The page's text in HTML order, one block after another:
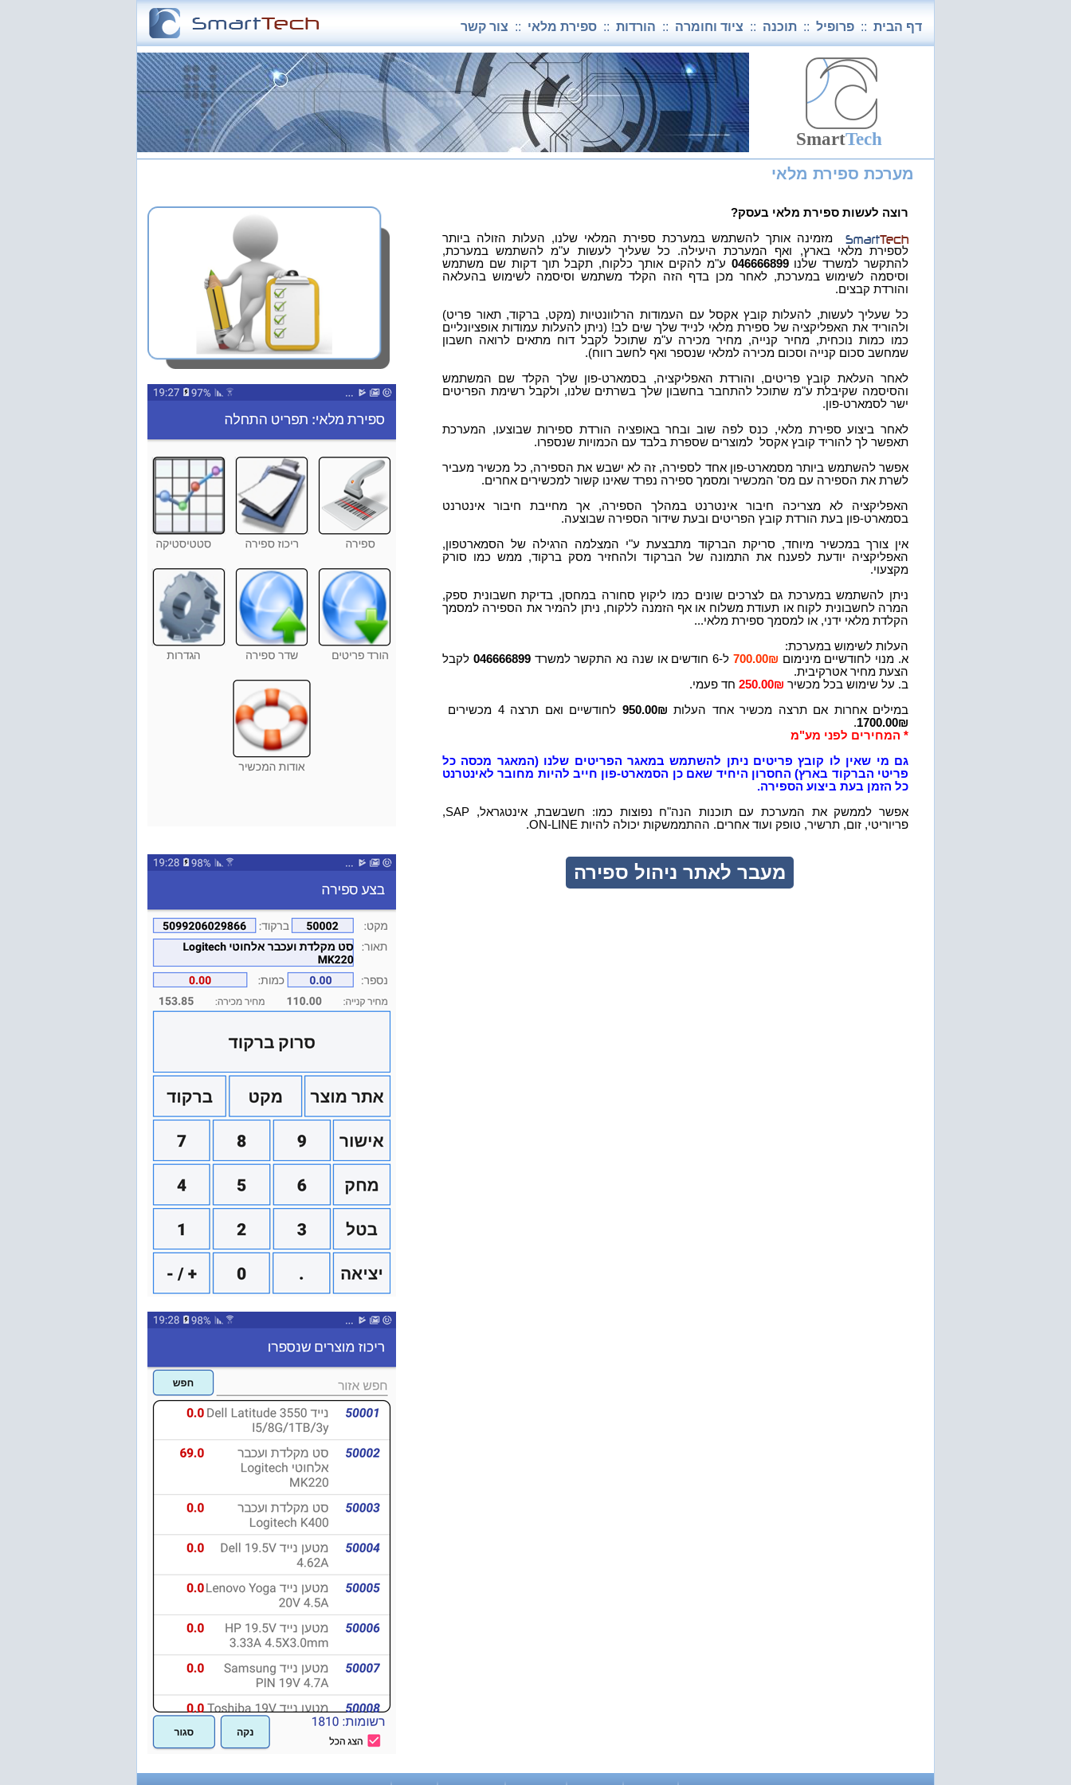
דף הבית :: פרופיל :: תוכנה :: ציוד וחומרה :: הורדות :: ספירת מלאי :: צור קשר
Tech
מערכת ספירת מלאי
רוצה לעשות ספירת מלאי בעסק?
מזמינה אותך להשתמש במערכת ספירת המלאי שלנו, העלות הזולה ביותר
לספירת מלאי בארץ, ואף המערכת היעילה. כל שעליך לעשות ע"מ להשתמש במערכת,
להתקשר למשרד שלנו046666899 ע"מ להקים אותך כלקוח, תקבל תוך דקות שם משתמש
וסיסמה לשימוש במערכת, לאחר מכן בדף הזה הקלד משתמש וסיסמה לשימוש בהעלאה
והורדת קבצים.
כל שעליך לעשות, להעלות קובץ אקסל עם העמודות הרלוונטיות (מקט, ברקוד, תאור פריט)
ולהוריד את האפליקציה של ספירת מלאי לנייד שלך שים לב! (ניתן להעלות עמודות אופציונליים
כמו כמות נוכחית, מחיר קנייה, מחיר מכירה ע"מ שתוכל לקבל דוח מתאים לרואה חשבון
שמחשב סכום קנייה וסכום מכירה למלאי שנספר ואף לחשב רווח).
לאחר העלאת קובץ פריטים, והורדת האפליקציה, בסמארט-פון שלך הקלד שם המשתמש
והסיסמה שקיבלת ע"מ שתוכל להתחבר בחשבון שלך בשרתים שלנו, ולקבל רשימת הפריטים
ישר לסמארט-פון.
לאחר ביצוע ספירת מלאי, כנס לפה שוב ובחר באופציה הורדת ספירות שבוצעו, המערכת
תאפשר לך להוריד קובץ אקסל למוצרים שספרת בלבד עם הכמויות שנספרו.
אפשר להשתמש ביותר מסמארט-פון אחד לספירה, זה לא ישבש את הספירה, כל מכשיר מעביר
לשרת את הספירה עם מס' המכשיר ומסמך ספירה נפרד שאינו קשור למכשירים אחרים.
האפליקציה לא מצריכה חיבור אינטרנט במהלך הספירה, אך מחייבת חיבור אינטרנט
בסמארט-פון בעת הורדת קובץ הפריטים ובעת שידור הספירה שבוצעה.
אין צורך במכשיר מיוחד, סריקת הברקוד מתבצעת ע"י המצלמה הרגילה של הסמארטפון,
האפליקציה יודעת לפענח את התמונה של הברקוד ולהחזיר מסק ברקוד, ממש כמו סורק
מקצעוי.
ניתן להשתמש במערכת גם לצרכים שונים כמו ליקוץ סחורה במחסן, בדיקת חשבונית ספק,
המרה לחשבונית לקוח או תעודת משלוח או אף הזמנה ללקוח, ניתן להמיר את הספירה למסמך
הקלדת מלאי ידני, או למסמך ספירת מלאי...
העלות לשימוש במערכת:
א. מנוי לחודשיים מינימום 700.00₪ ל-6 חודשים או שנה נא התקשר למשרד 046666899 לקבל
הצעת מחיר אטרקיבית.
ב. על שימוש בכל מכשיר 250.00₪ חד פעמי.
במילים אחרות אם תרצה מכשיר אחד העלות 950.00₪ לחודשיים ואם תרצה 4 מכשירים
1700.00₪
.
* המחירים לפני מע"מ
גם מי שאין לו קובץ פריטים ניתן להשתמש במאגר הפריטים שלנו (המאגר מכסה כל
פריטי הברקוד בארץ) החסרון היחיד שאם כן הסמארט-פון חייב להיות מחובר לאינטרנט
כל הזמן בעת ביצוע הספירה.
אפשר לממשק את המערכת עם תוכנות הנה"ח נפוצות כמו: חשבשבת, אינטגראל, SAP,
פריוריטי, זום, תרשיר, טופק ועוד אחרים. ההתממשקות יכולה להיות ON-LINE.